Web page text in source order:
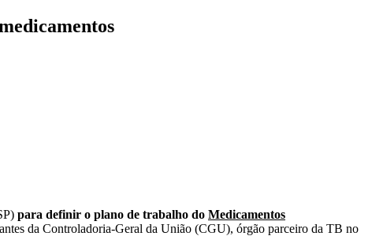
para definir o plano de trabalho do Medicamentos
da Controladoria-Geral da União (CGU), órgão parceiro da TB no